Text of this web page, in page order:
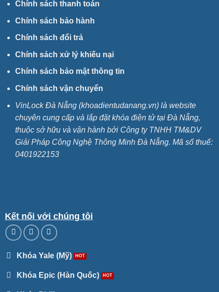
Chính sách thanh toán
Chính sách bảo hành
Chính sách đổi trả
Chính sách xử lý khiếu nại
Chính sách bảo mật thông tin
Chính sách vận chuyển
VinLock Đà Nẵng (khoadientudanang.vn) là website
chuyên cung cấp và lắp đặt khóa điện tử tại Đà Nẵng,
thuộc sở hữu và vận hành bởi Công ty TNHH TM&DV
Giải Pháp Công Nghệ Thông Minh Đà Nẵng. Mã số thuế:
0401922153
Kết nối với chúng tôi
Khóa Yale (Mỹ)
Khóa Epic (Hàn Quốc)